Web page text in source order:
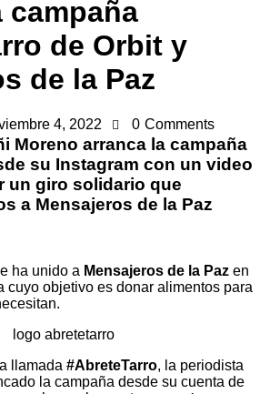
campaña
de Orbit y
de la Paz
4, 2022 0 Comments
Moreno arranca la campaña
su Instagram con un video
un giro solidario que
a Mensajeros de la Paz
ha unido a Mensajeros de la Paz en
cuyo objetivo es donar alimentos para
llamada #AbreteTarro, la periodista
la campaña desde su cuenta de